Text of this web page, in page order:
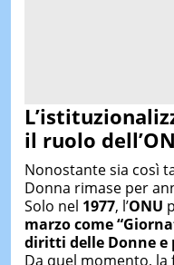
il ruolo
Nonostante sia così
Donna rimase per
Solo nel 1977, l’ONU
marzo come
diritti delle Donne e
Da quel momento, la